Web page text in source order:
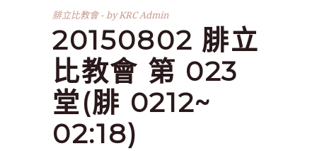
腓立比教會 byKRC Admin
20150802 腓立
比教會 第 023
堂(腓 0212~
02:18)